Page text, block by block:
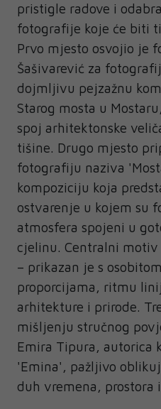
pristigle radove i
fotografije koje će biti
Prvo mjesto osvojio je
Šašivarević za
dojmljivu pejzažnu
Starog mosta u
spoj arhitektonske
tišine. Drugo mjesto
fotografiju naziva
kompoziciju koja
ostvarenje u kojem su
atmosfera spojeni u
cjelinu. Centralni motiv
– prikazan je s
proporcijama, ritmu
arhitekture i prirode.
mišljenju stručnog
Emira Tipura, autorica
'Emina', pažljivo
duh vremena, prostora